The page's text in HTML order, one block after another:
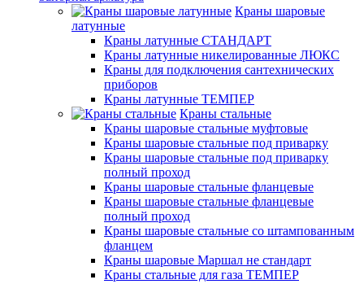
Краны шаровые
латунные
Краны латунные СТАНДАРТ
Краны латунные никелированные ЛЮКС
Краны для подключения сантехнических
приборов
Краны латунные ТЕМПЕР
Краны стальные
Краны шаровые стальные муфтовые
Краны шаровые стальные под приварку
Краны шаровые стальные под приварку
полный проход
Краны шаровые стальные фланцевые
Краны шаровые стальные фланцевые
полный проход
Краны шаровые стальные со штампованным
фланцем
Краны шаровые Маршал не стандарт
Краны стальные для газа ТЕМПЕР